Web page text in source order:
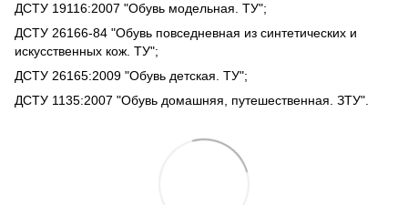
ДСТУ 19116:2007 "Обувь модельная. ТУ";
ДСТУ 26166-84 "Обувь повседневная из синтетических и
искусственных кож. ТУ";
ДСТУ 26165:2009 "Обувь детская. ТУ";
ДСТУ 1135:2007 "Обувь домашняя, путешественная. ЗТУ".